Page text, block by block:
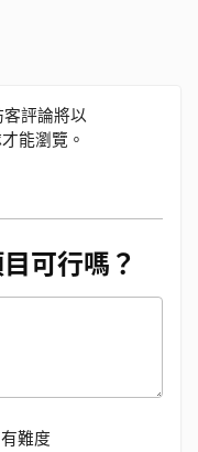
評論將以
能瀏覽。
可行嗎？
有難度